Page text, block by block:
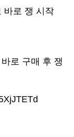
바로 쟁 시작
로 구매 후 쟁